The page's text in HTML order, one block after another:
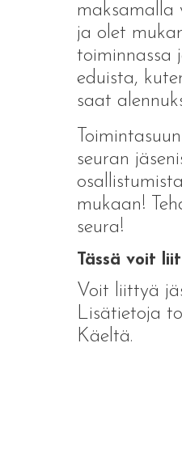
maksamalla
ja olet
toiminnassa
eduista,
saat
seuran
mukaan!
seura!
Tässä voit
Voit liittyä
Lisätietoja
Käeltä.